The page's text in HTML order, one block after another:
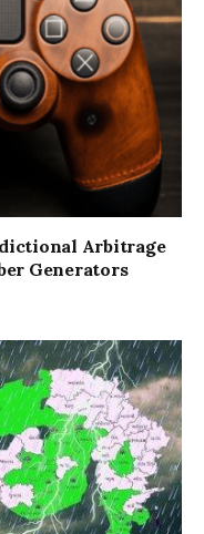
Arbitrage
Generators